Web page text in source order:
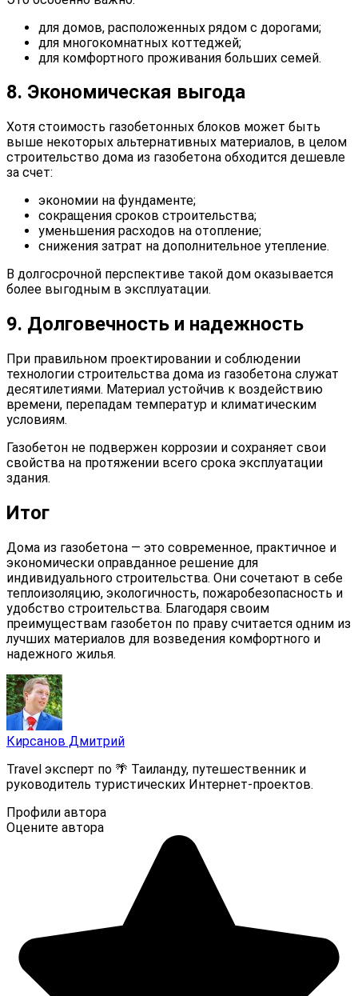
для домов, расположенных рядом с дорогами;
для многокомнатных коттеджей;
для комфортного проживания больших семей.
8. Экономическая выгода
Хотя стоимость газобетонных блоков может быть
выше некоторых альтернативных материалов, в целом
строительство дома из газобетона обходится дешевле
за счет:
экономии на фундаменте;
сокращения сроков строительства;
уменьшения расходов на отопление;
снижения затрат на дополнительное утепление.
В долгосрочной перспективе такой дом оказывается
более выгодным в эксплуатации.
9. Долговечность и надежность
При правильном проектировании и соблюдении
технологии строительства дома из газобетона служат
десятилетиями. Материал устойчив к воздействию
времени, перепадам температур и климатическим
условиям.
Газобетон не подвержен коррозии и сохраняет свои
свойства на протяжении всего срока эксплуатации
здания.
Итог
Дома из газобетона — это современное, практичное и
экономически оправданное решение для
индивидуального строительства. Они сочетают в себе
теплоизоляцию, экологичность, пожаробезопасность и
удобство строительства. Благодаря своим
преимуществам газобетон по праву считается одним из
лучших материалов для возведения комфортного и
надежного жилья.
Кирсанов Дмитрий
Travel эксперт по 🌴 Таиланду, путешественник и
руководитель туристических Интернет-проектов.
Профили автора
Оцените автора